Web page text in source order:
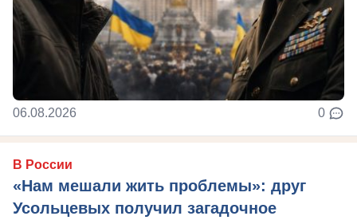
06.08.2026 0
В России
«Нам мешали жить проблемы»: друг
Усольцевых получил загадочное